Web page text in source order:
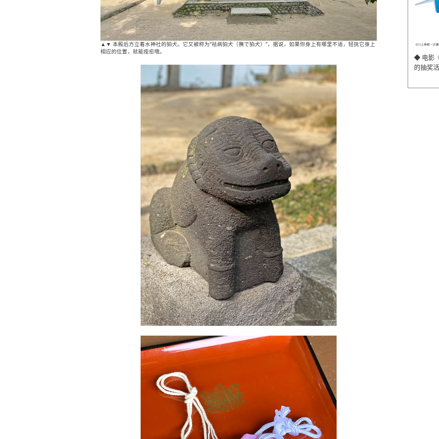
▲▼ 本殿后方立着水神社的狛犬。它又被称为“祛病狛犬（撫で狛犬）”，据说，如果你身上有哪里不适，轻抚它身上
相应的位置，就能痊愈哦。
◆ 电影
的抽奖